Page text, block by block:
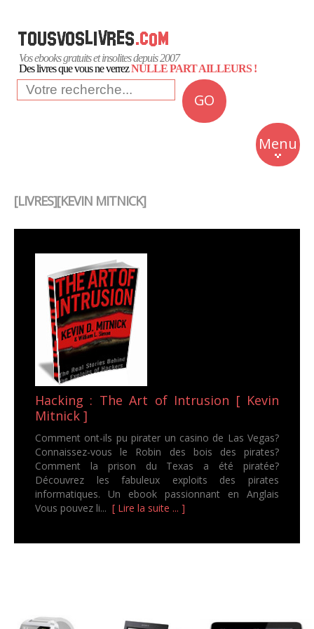
Vos ebooks gratuits et insolites depuis 2007
Des livres que vous ne verrezNULLE PART AILLEURS !
GO
Menu
Insolite
Business
[LIVRES][KEVIN MITNICK]
Hacking : The Art of Intrusion [ Kevin
Mitnick ]
Comment ont-ils pu pirater un casino de Las Vegas?
Connaissez-vous le Robin des bois des pirates?
Comment la prison du Texas a été piratée?
Découvrez les fabuleux exploits des pirates
informatiques. Un ebook passionnant en Anglais
Vous pouvez li... [ Lire la suite ... ]